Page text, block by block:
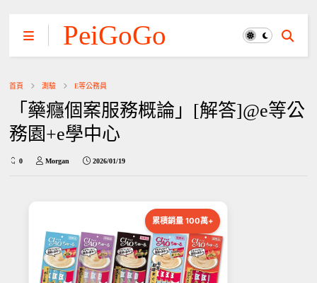
PeiGoGo
首頁 測驗 E等公務員
「藥癮個案服務概論」[解答]@e等公
務園+e學中心
0 Morgan 2026/01/19
累積銷量 100萬+